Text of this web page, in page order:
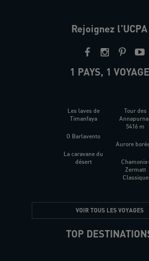
Rejoignez l'UCPA
1 PAYS, 1 VOYAGE
Les laves de
Timanfaya
O Barlavento
La caravane du
désert
Tour des
5416 m
Aurore
Zermatt
Classique
VOIR TOUS LES VOYAGES
TOP